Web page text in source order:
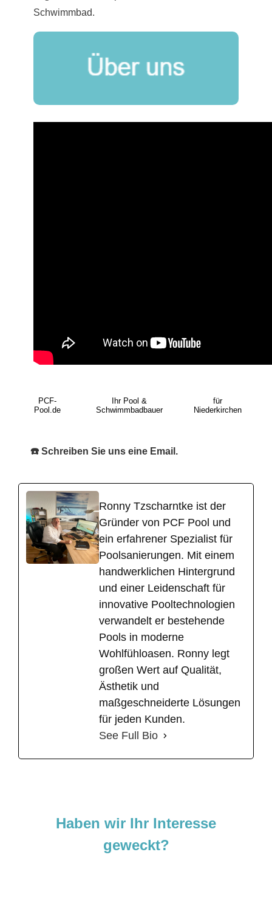
Schwimmbad.
PCF-
Pool.de
Ihr Pool &
Schwimmbadbauer
für
Niederkirchen
☎️ Schreiben Sie uns eine Email.
Ronny Tzscharntke ist der
Gründer von PCF Pool und
ein erfahrener Spezialist für
Poolsanierungen. Mit einem
handwerklichen Hintergrund
und einer Leidenschaft für
innovative Pooltechnologien
verwandelt er bestehende
Pools in moderne
Wohlfühloasen. Ronny legt
großen Wert auf Qualität,
Ästhetik und
maßgeschneiderte Lösungen
für jeden Kunden.
See Full Bio
Haben wir Ihr Interesse
geweckt?